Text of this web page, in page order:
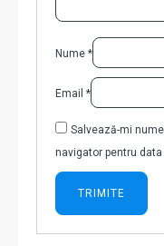
Nume *
Email *
Salvează-mi
navigator pentru